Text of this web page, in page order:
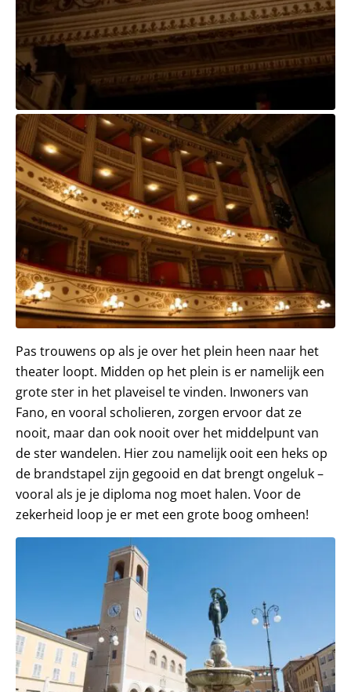
Pas trouwens op als je over het plein heen naar het
theater loopt. Midden op het plein is er namelijk een
grote ster in het plaveisel te vinden. Inwoners van
Fano, en vooral scholieren, zorgen ervoor dat ze
nooit, maar dan ook nooit over het middelpunt van
de ster wandelen. Hier zou namelijk ooit een heks op
de brandstapel zijn gegooid en dat brengt ongeluk –
vooral als je je diploma nog moet halen. Voor de
zekerheid loop je er met een grote boog omheen!